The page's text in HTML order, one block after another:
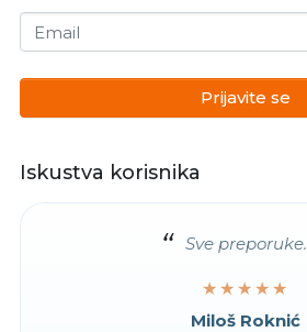
Email
Prijavite se
Iskustva korisnika
Sve preporuke.
★★★★★
★★★★★
Miloš Roknić